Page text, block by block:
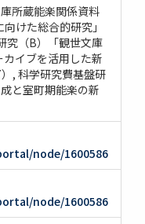
所蔵能楽関係資料
けた総合的研究」
究（B）「観世文庫
イブを活用した新
科学研究費基盤研
と室町期能楽の新
node/1600586
node/1600586